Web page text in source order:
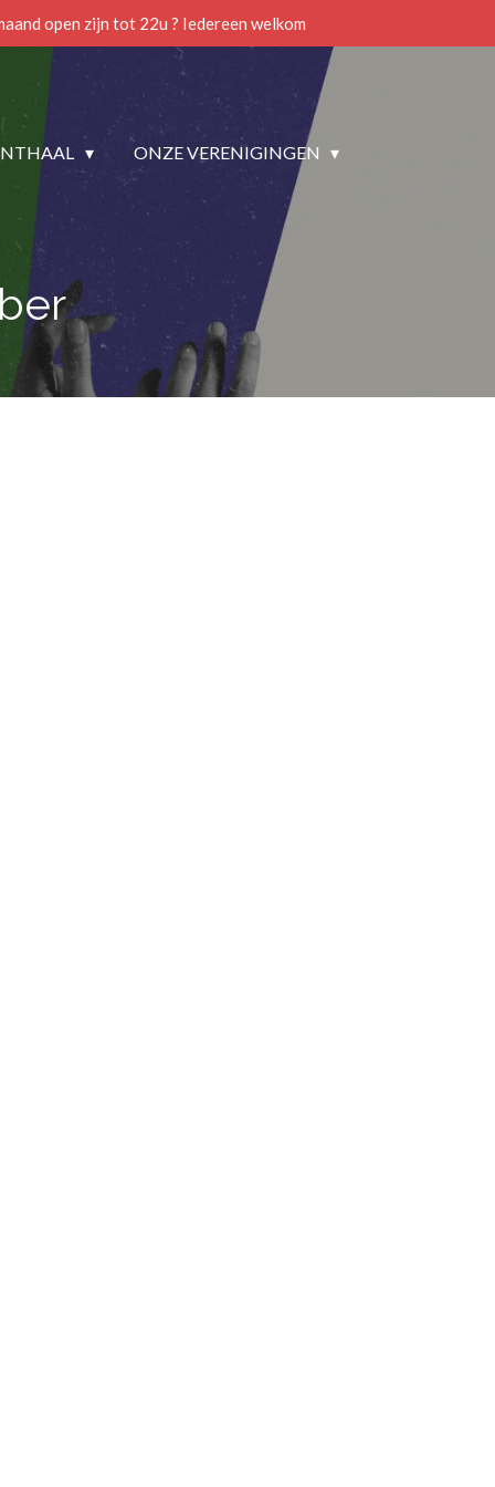
open zijn tot 22u ? Iedereen welkom
ONZE VERENIGINGEN